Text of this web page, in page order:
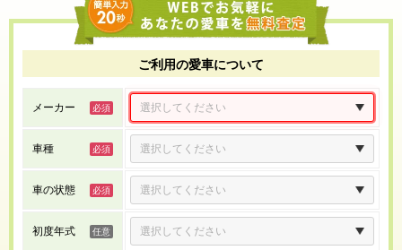
ご利用の愛車について
メーカー
車種
車の状態
初度年式